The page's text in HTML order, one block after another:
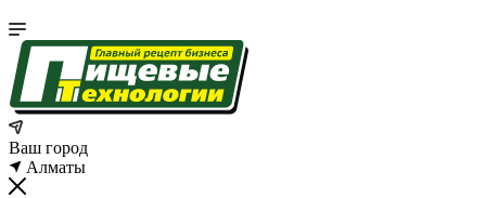
Ваш город
Алматы